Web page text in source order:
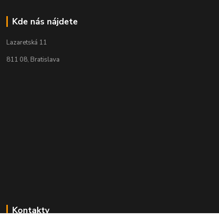
Kde nás nájdete
Lazaretská 11
811 08, Bratislava
Kontakty